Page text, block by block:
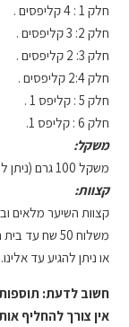
חלק 1 : 4 קליפסים .
חלק 2: 3 קליפסים .
חלק 3: 2 קליפסים .
חלק 2:4 קליפסים .
חלק 5 : קליפס 1 .
חלק 6 : קליפס 1.
משקל:
משקל 100 גרם (ניתן להוסיף בהזמנה אישית)
קצוות:
קצוות השיער מלאים
משלוח 50 שח עד בית הלקוח/ה
או ניתן להגיע עד אלינו.
חשוב לדעת:
אין צורך להחליף